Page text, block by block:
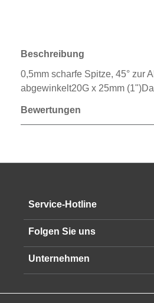
Beschreibung
0,5mm scharfe Spitze, 45° zur
abgewinkelt20G x 25mm
Bewertungen
Service-Hotline
Folgen Sie uns
Unternehmen